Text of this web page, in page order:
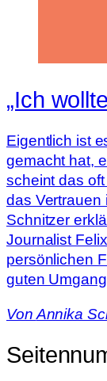
„Ich
Eigentlich ist
gemacht hat,
scheint das
das Vertrauen
Schnitzer
Journalist
persönlichen
guten
Von Annika